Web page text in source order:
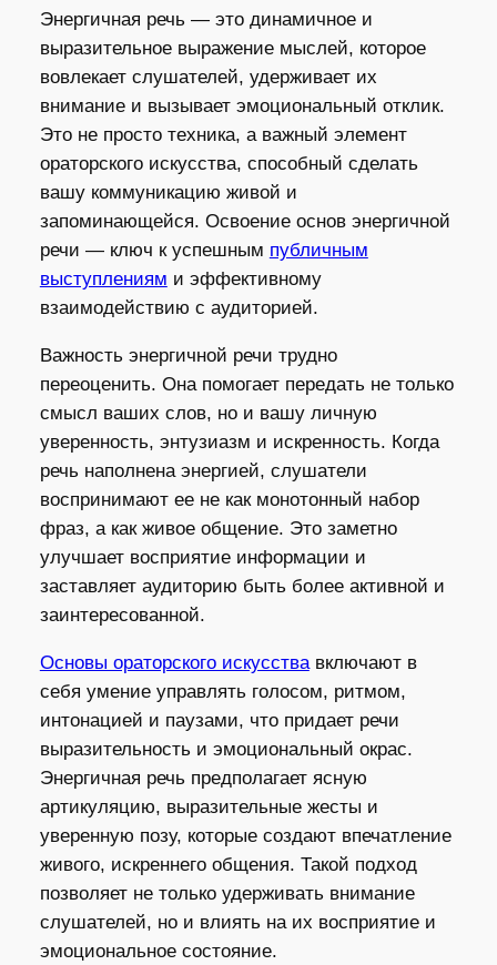
Энергичная речь — это динамичное и
выразительное выражение мыслей, которое
вовлекает слушателей, удерживает их
внимание и вызывает эмоциональный отклик.
Это не просто техника, а важный элемент
ораторского искусства, способный сделать
вашу коммуникацию живой и
запоминающейся. Освоение основ энергичной
речи — ключ к успешным публичным
выступлениям и эффективному
взаимодействию с аудиторией.
Важность энергичной речи трудно
переоценить. Она помогает передать не только
смысл ваших слов, но и вашу личную
уверенность, энтузиазм и искренность. Когда
речь наполнена энергией, слушатели
воспринимают ее не как монотонный набор
фраз, а как живое общение. Это заметно
улучшает восприятие информации и
заставляет аудиторию быть более активной и
заинтересованной.
Основы ораторского искусствавключают в
себя умение управлять голосом, ритмом,
интонацией и паузами, что придает речи
выразительность и эмоциональный окрас.
Энергичная речь предполагает ясную
артикуляцию, выразительные жесты и
уверенную позу, которые создают впечатление
живого, искреннего общения. Такой подход
позволяет не только удерживать внимание
слушателей, но и влиять на их восприятие и
эмоциональное состояние.